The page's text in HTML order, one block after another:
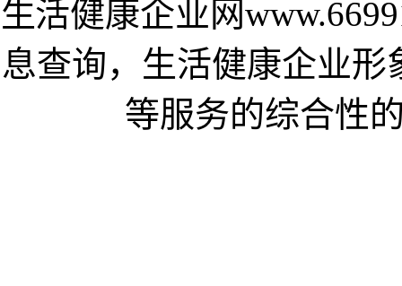
生活健康企业网
息查询，生活健康企业
等服务的综合性